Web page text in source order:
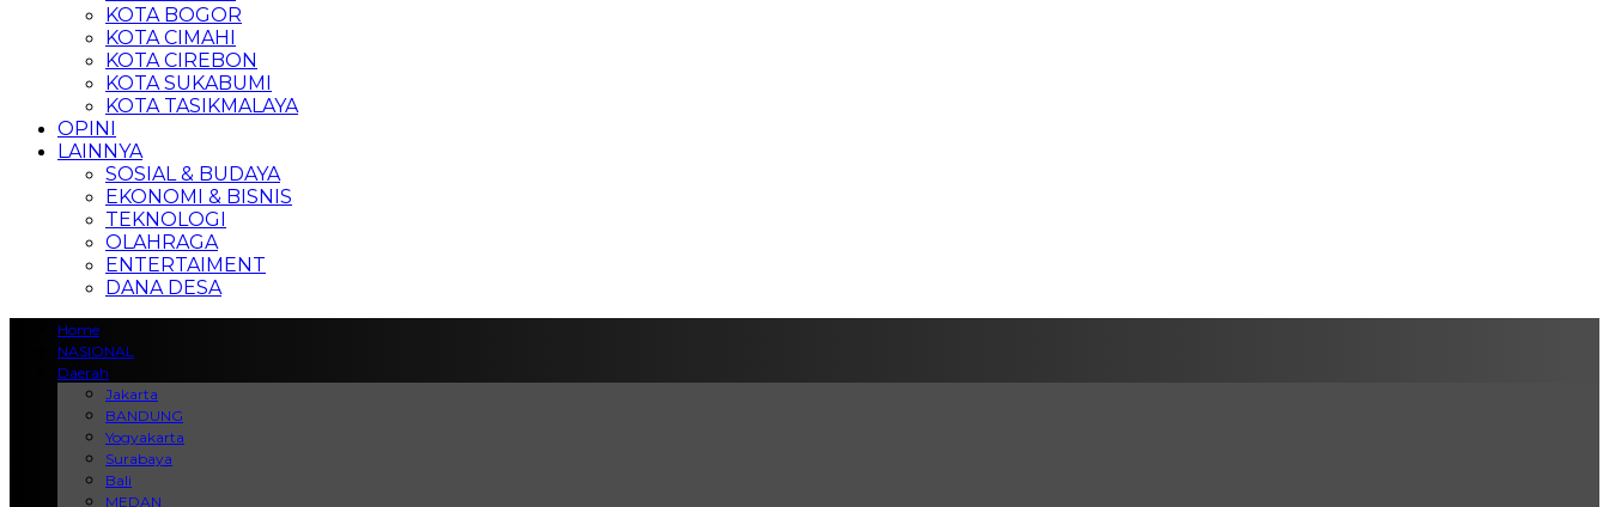
KOTA BOGOR
KOTA CIMAHI
KOTA CIREBON
KOTA SUKABUMI
KOTA TASIKMALAYA
OPINI
LAINNYA
SOSIAL & BUDAYA
EKONOMI & BISNIS
TEKNOLOGI
OLAHRAGA
ENTERTAIMENT
DANA DESA
Home
NASIONAL
Daerah
Jakarta
BANDUNG
Yogyakarta
Surabaya
Bali
MEDAN